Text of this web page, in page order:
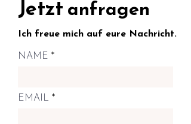
Jetzt anfragen
Ich freue mich auf eure Nachricht.
NAME
EMAIL